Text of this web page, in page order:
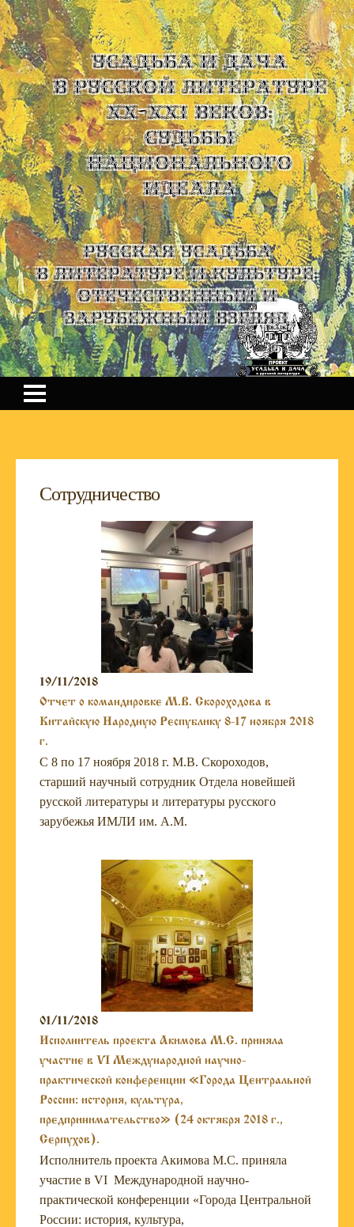
УСАДЬБА И ДАЧА
В РУССКОЙ ЛИТЕРАТУРЕ
XX-XXI ВЕКОВ:
СУДЬБЫ
НАЦИОНАЛЬНОГО
ИДЕАЛА
Русская усадьба
в литературе и культуре:
отечественный и
зарубежный взгляд
Cотрудничество
19/11/2018
Отчет о командировке М.В. Скороходова в
Китайскую Народную Республику 8-17 ноября 2018
г.
С 8 по 17 ноября 2018 г. М.В. Скороходов,
старший научный сотрудник Отдела новейшей
русской литературы и литературы русского
зарубежья ИМЛИ им. А.М.
01/11/2018
Исполнитель проекта Акимова М.С. приняла
участие в VI Международной научно-
практической конференции «Города Центральной
России: история, культура,
предпринимательство» (24 октября 2018 г.,
Серпухов).
Исполнитель проекта Акимова М.С. приняла
участие в VI Международной научно-
практической конференции «Города Центральной
России: история, культура,